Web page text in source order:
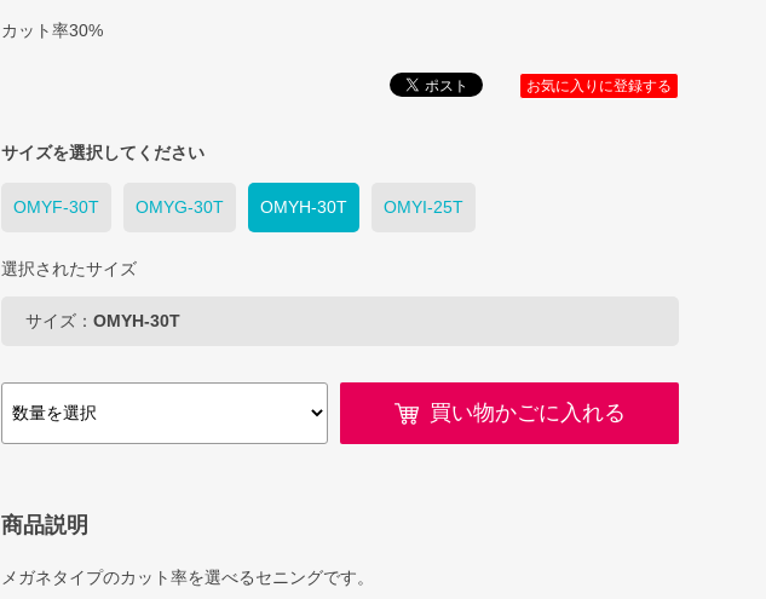
カット率30%
お気に入りに登録する
サイズを選択してください
OMYF-30T OMYG-30T OMYH-30T OMYI-25T
選択されたサイズ
サイズ： OMYH-30T
買い物かごに入れる
商品説明
メガネタイプのカット率を選べるセニングです。